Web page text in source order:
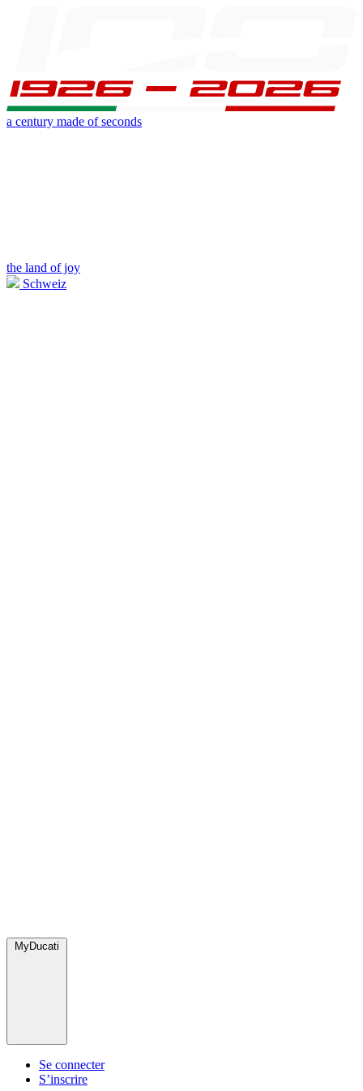
a century made of seconds
the land of joy
Schweiz
MyDucati
Se connecter
S’inscrire